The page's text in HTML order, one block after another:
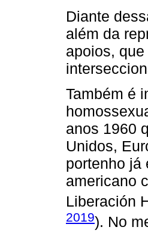
Diante
além da
apoios,
Também é
anos 1960
Unidos,
portenho já
americano
Liberación
2019). No